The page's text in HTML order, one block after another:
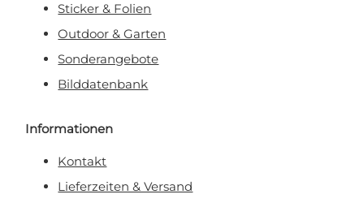
Sticker & Folien
Outdoor & Garten
Sonderangebote
Bilddatenbank
Informationen
Kontakt
Lieferzeiten & Versand